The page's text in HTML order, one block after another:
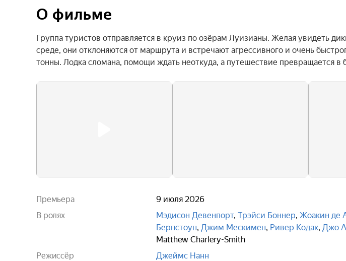
О фильме
Группа туристов отправляется в круиз по озёрам Луизианы. Желая увидеть
среде, они отклоняются от маршрута и встречают агрессивного и очень
тонны. Лодка сломана, помощи ждать неоткуда, а путешествие превращается в
Премьера
9 июля 2026
В ролях
Мэдисон Девенпорт, Трэйси Боннер, Жоакин де
Бернстоун, Джим Мескимен, Ривер Кодак, Джо
Matthew Charlery-Smith
Режиссёр
Джеймс Нанн